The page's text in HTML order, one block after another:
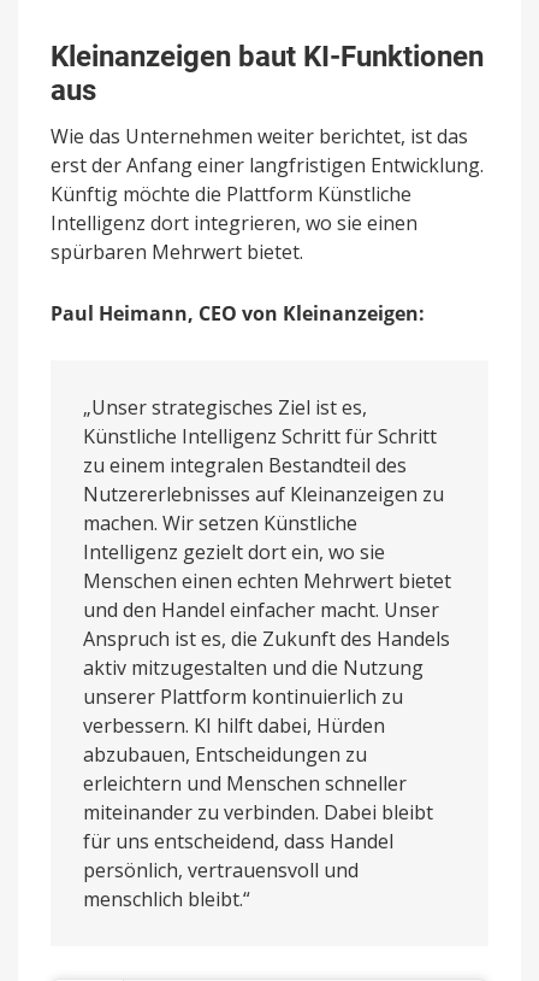
Kleinanzeigen baut KI-Funktionen
aus
Wie das Unternehmen weiter berichtet, ist das
erst der Anfang einer langfristigen Entwicklung.
Künftig möchte die Plattform Künstliche
Intelligenz dort integrieren, wo sie einen
spürbaren Mehrwert bietet.
Paul Heimann, CEO von Kleinanzeigen:
„Unser strategisches Ziel ist es,
Künstliche Intelligenz Schritt für Schritt
zu einem integralen Bestandteil des
Nutzererlebnisses auf Kleinanzeigen zu
machen. Wir setzen Künstliche
Intelligenz gezielt dort ein, wo sie
Menschen einen echten Mehrwert bietet
und den Handel einfacher macht. Unser
Anspruch ist es, die Zukunft des Handels
aktiv mitzugestalten und die Nutzung
unserer Plattform kontinuierlich zu
verbessern. KI hilft dabei, Hürden
abzubauen, Entscheidungen zu
erleichtern und Menschen schneller
miteinander zu verbinden. Dabei bleibt
für uns entscheidend, dass Handel
persönlich, vertrauensvoll und
menschlich bleibt.“